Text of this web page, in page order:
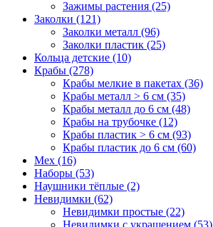
Зажимы растения (25)
Заколки (121)
Заколки металл (96)
Заколки пластик (25)
Кольца детские (10)
Крабы (278)
Крабы мелкие в пакетах (36)
Крабы металл > 6 см (35)
Крабы металл до 6 см (48)
Крабы на трубочке (12)
Крабы пластик > 6 см (93)
Крабы пластик до 6 см (60)
Мех (16)
Наборы (53)
Наушники тёплые (2)
Невидимки (62)
Невидимки простые (22)
Невидимки с украшением (53)